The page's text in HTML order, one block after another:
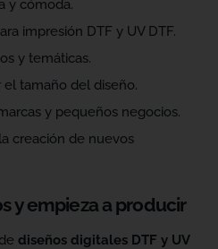
y cómoda.
impresión DTF y UV DTF.
y temáticas.
el tamaño del diseño.
y pequeños negocios.
creación de nuevos
y empieza a producir
diseños digitales DTF y UV